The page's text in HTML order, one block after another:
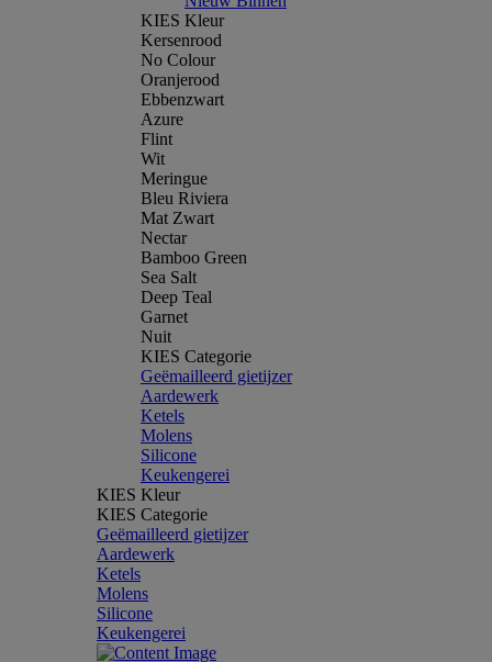
KIES Kleur
Kersenrood
No Colour
Oranjerood
Ebbenzwart
Azure
Flint
Wit
Meringue
Bleu Riviera
Mat Zwart
Nectar
Bamboo Green
Sea Salt
Deep Teal
Garnet
Nuit
KIES Categorie
Geëmailleerd gietijzer
Aardewerk
Ketels
Molens
Silicone
Keukengerei
KIES Kleur
KIES Categorie
Geëmailleerd gietijzer
Aardewerk
Ketels
Molens
Silicone
Keukengerei